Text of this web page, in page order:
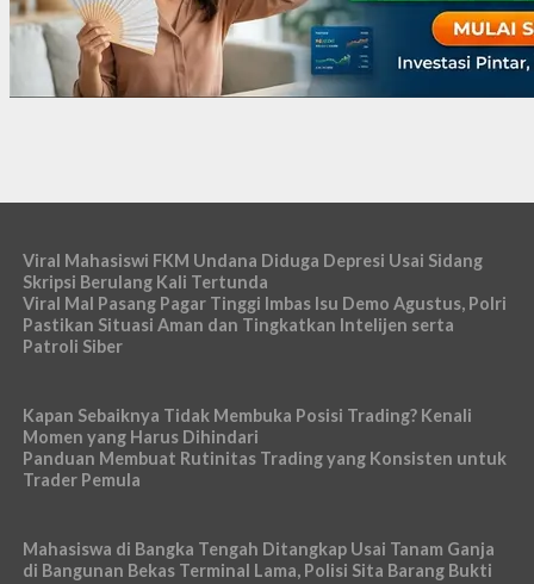
Viral Mahasiswi FKM Undana Diduga Depresi Usai Sidang
Skripsi Berulang Kali Tertunda
Viral Mal Pasang Pagar Tinggi Imbas Isu Demo Agustus, Polri
Pastikan Situasi Aman dan Tingkatkan Intelijen serta
Patroli Siber
Kapan Sebaiknya Tidak Membuka Posisi Trading? Kenali
Momen yang Harus Dihindari
Panduan Membuat Rutinitas Trading yang Konsisten untuk
Trader Pemula
Mahasiswa di Bangka Tengah Ditangkap Usai Tanam Ganja
di Bangunan Bekas Terminal Lama, Polisi Sita Barang Bukti